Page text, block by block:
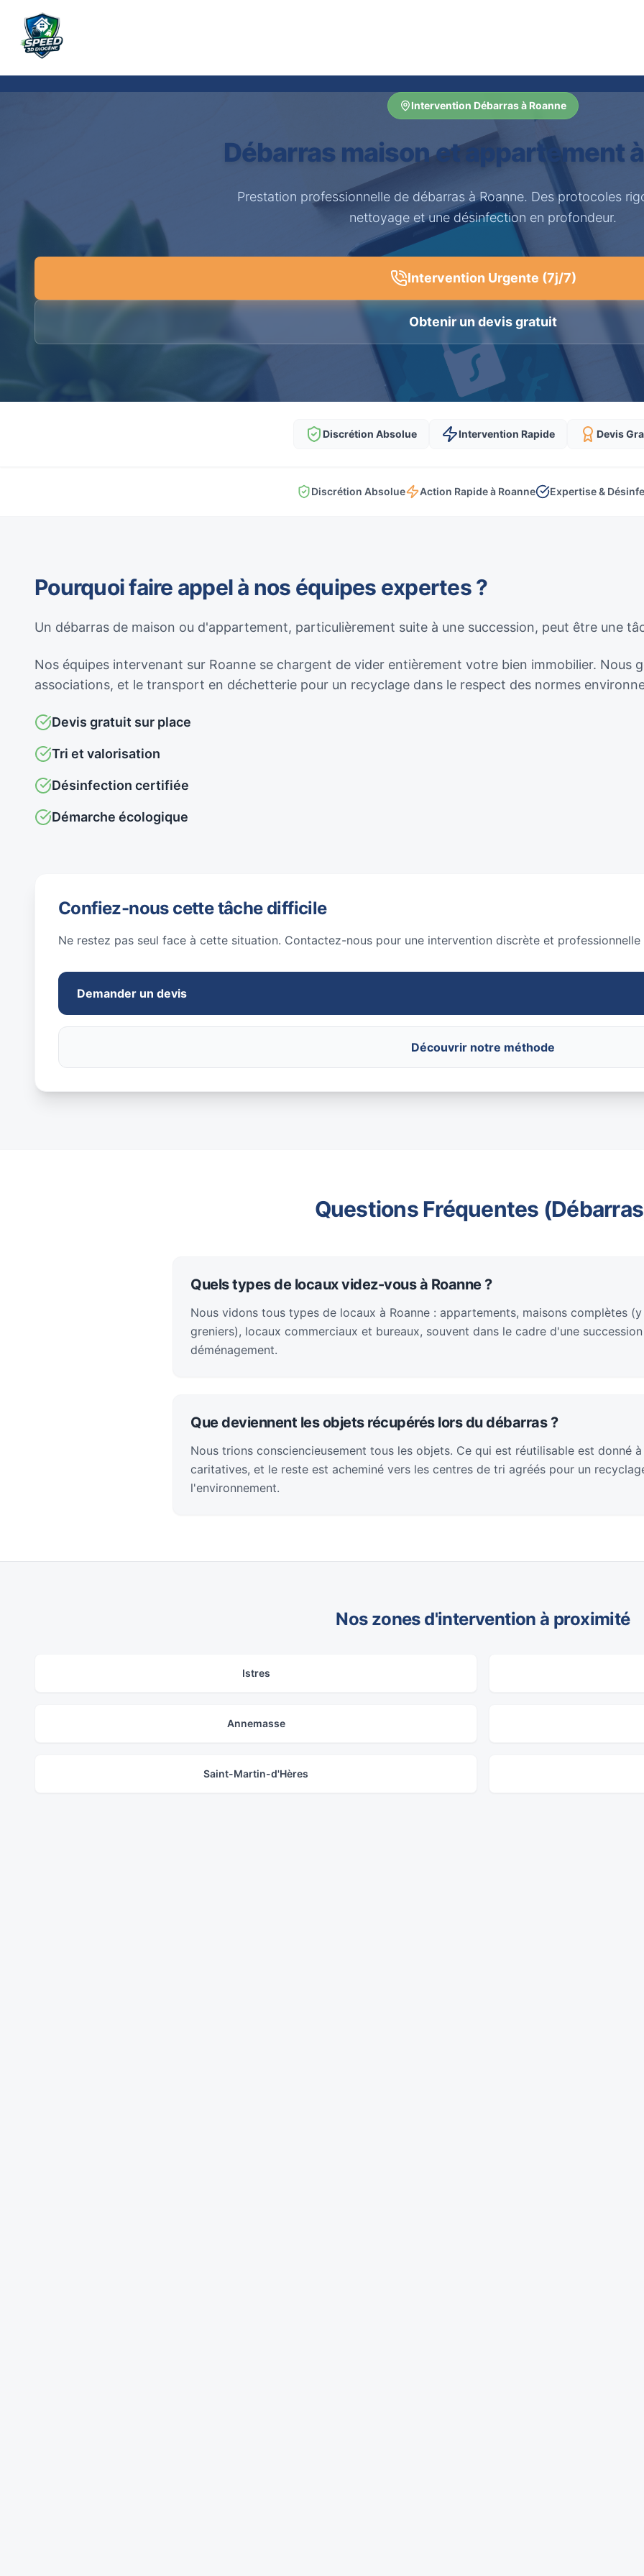
Intervention Débarras à Roanne
Débarras maison et appartement
Prestation professionnelle de débarras à Roanne. Des protocoles
nettoyage et une désinfection en profondeur.
Intervention Urgente (7j/7)
Obtenir un devis gratuit
Discrétion Absolue Intervention Rapide Devis
Discrétion Absolue Action Rapide à Roanne Expertise &
Pourquoi faire appel à nos équipes expertes ?
Un débarras de maison ou d'appartement, particulièrement suite à une succession, peut être une
Nos équipes intervenant sur Roanne se chargent de vider entièrement votre bien immobilier. Nous
associations, et le transport en déchetterie pour un recyclage dans le respect des normes
Devis gratuit sur place
Tri et valorisation
Désinfection certifiée
Démarche écologique
Confiez-nous cette tâche difficile
Ne restez pas seul face à cette situation. Contactez-nous pour une intervention discrète et
Demander un devis
Découvrir notre méthode
Questions Fréquentes
Quels types de locaux videz-vous à Roanne ?
Nous vidons tous types de locaux à Roanne : appartements, maisons complètes
greniers), locaux commerciaux et bureaux, souvent dans le cadre d'une
déménagement.
Que deviennent les objets récupérés lors du débarras ?
Nous trions consciencieusement tous les objets. Ce qui est réutilisable est donné
caritatives, et le reste est acheminé vers les centres de tri agréés pour un
l'environnement.
Nos zones d'intervention à proximité
Istres
Annemasse
Saint-Martin-d'Hères